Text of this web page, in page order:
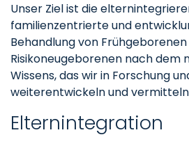
Unser Ziel ist die
familienzentrierte und
Behandlung von
Risikoneugeborenen nach dem
Wissens, das wir in Forschung
weiterentwickeln und
Elternintegration